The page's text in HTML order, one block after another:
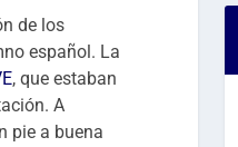
de los
español. La
, que estaban
A
pie a buena